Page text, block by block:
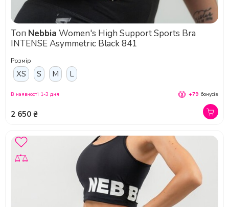
Топ Nebbia Women's High Support Sports Bra
INTENSE Asymmetric Black 841
Розмір
XS S M L
2 650 ₴
В наявності 1-3 дня +79 бонусів